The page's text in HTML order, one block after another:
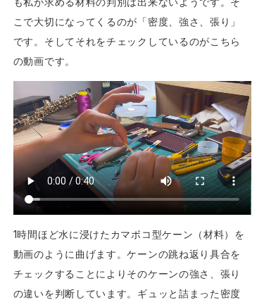
こで大切になってくるのが「密度、強さ、張り」
です。そしてそれをチェックしているのがこちら
の動画です。
1時間ほど水に浸けたカマボコ型ケーン（材料）を
動画のように曲げます。ケーンの跳ね返り具合を
チェックすることによりそのケーンの強さ、張り
の違いを判断しています。ギュッと詰まった密度